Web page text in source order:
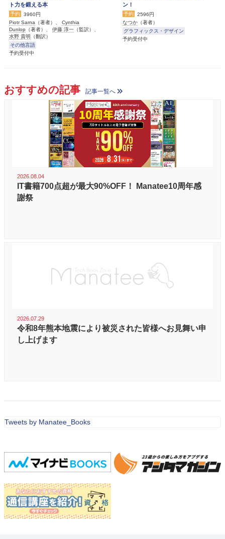
ト力を鍛える本
予約
3960円
Piotr Sarna （著者）、 Cynthia
Dunlop （著者）、 伊藤 淳一 （監訳）、
水野 貴明 （翻訳）
その他言語
予約受付中
ン！
予約
2596円
なつか （著者）
グラフィックス・デザイン
予約受付中
おすすめの記事 記事一覧へ
2026.08.04
IT書籍700点超が最大90%OFF！ Manatee10周年感
謝祭
2026.07.29
令和8年熊本地震により被災された皆様へお見舞い申
し上げます
Tweets by Manatee_Books